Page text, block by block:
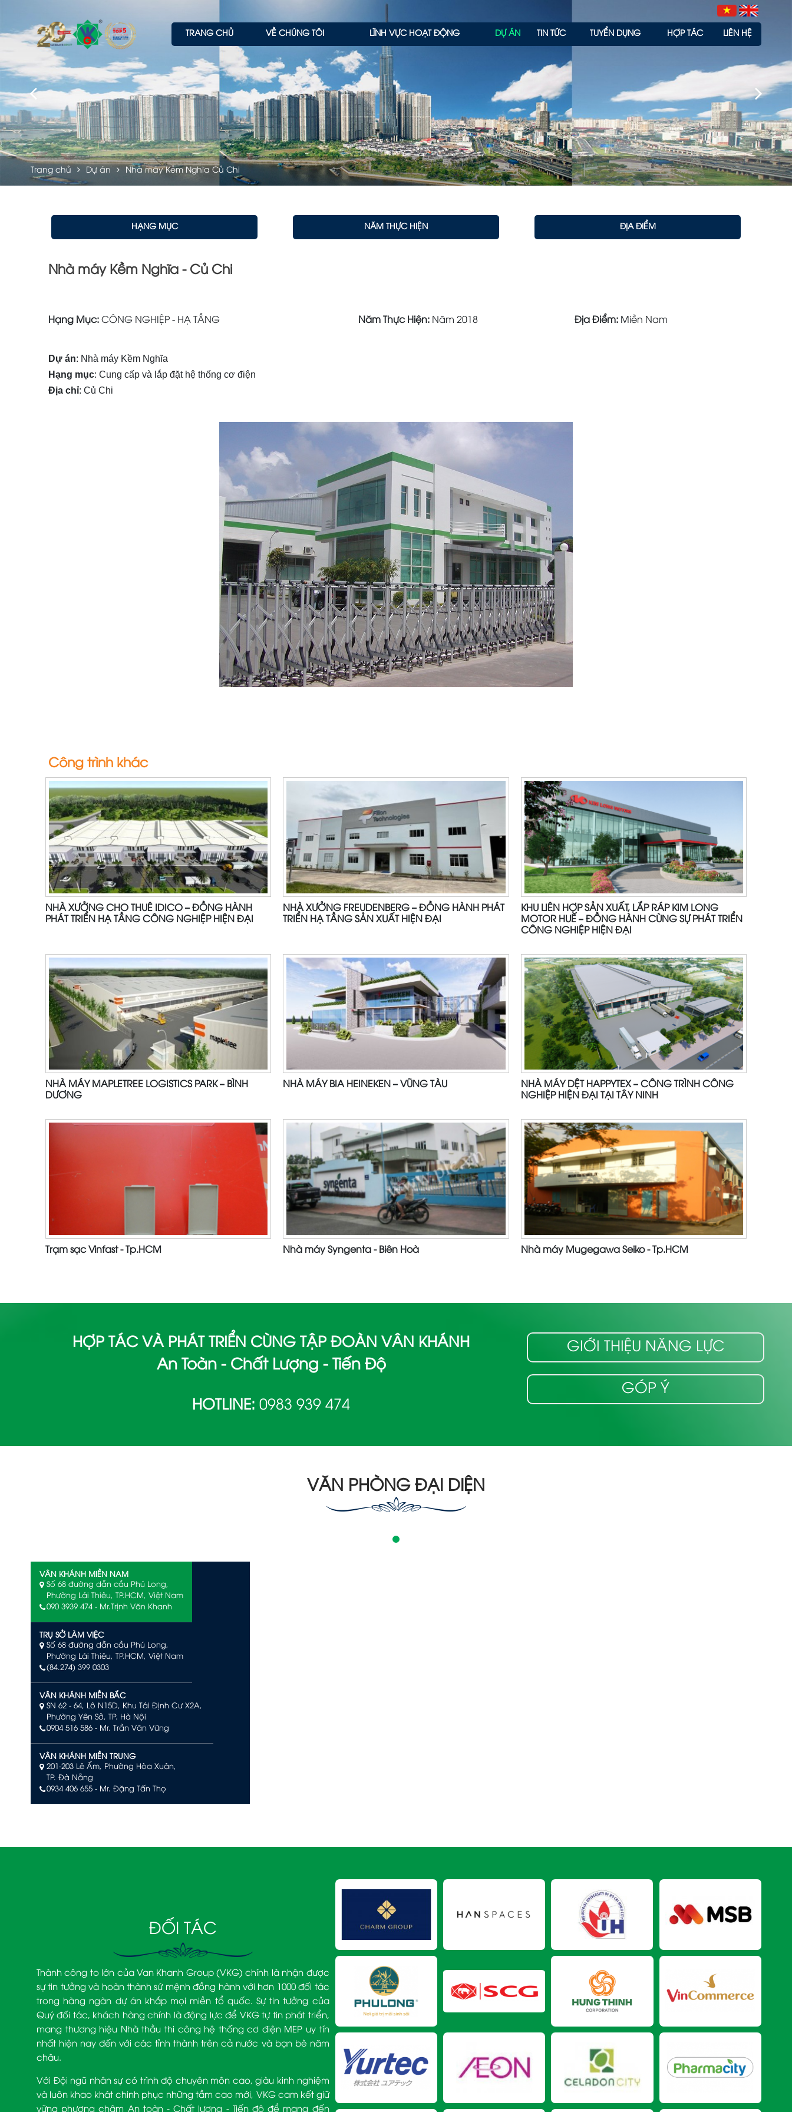
TRANG CHỦ VỀ CHÚNG TÔI LĨNH VỰC HOẠT ĐỘNG DỰ ÁN TIN TỨC TUYỂN DỤNG HỢP TÁC LIÊN HỆ
Trang chủ Dự án Nhà máy Kềm Nghĩa Củ Chi
HẠNG MỤC NĂM THỰC HIỆN ĐỊA ĐIỂM
Nhà máy Kềm Nghĩa - Củ Chi
Hạng Mục: CÔNG NGHIỆP - HẠ TẦNG Năm Thực Hiện: Năm 2018 Địa Điểm: Miền Nam
Dự án: Nhà máy Kềm Nghĩa
Hạng mục: Cung cấp và lắp đặt hệ thống cơ điện
Địa chỉ: Củ Chi
Công trình khác
NHÀ XƯỞNG CHO THUÊ IDICO – ĐỒNG HÀNH
PHÁT TRIỂN HẠ TẦNG CÔNG NGHIỆP HIỆN ĐẠI
NHÀ XƯỞNG FREUDENBERG – ĐỒNG HÀNH PHÁT
TRIỂN HẠ TẦNG SẢN XUẤT HIỆN ĐẠI
KHU LIÊN HỢP SẢN XUẤT, LẮP RÁP KIM LONG
MOTOR HUẾ – ĐỒNG HÀNH CÙNG SỰ PHÁT TRIỂN
CÔNG NGHIỆP HIỆN ĐẠI
NHÀ MÁY MAPLETREE LOGISTICS PARK – BÌNH
DƯƠNG
NHÀ MÁY BIA HEINEKEN – VŨNG TÀU
NHÀ MÁY DỆT HAPPYTEX – CÔNG TRÌNH CÔNG
NGHIỆP HIỆN ĐẠI TẠI TÂY NINH
Trạm sạc Vinfast - Tp.HCM Nhà máy Syngenta - Biên Hoà Nhà máy Mugegawa Seiko - Tp.HCM
HỢP TÁC VÀ PHÁT TRIỂN CÙNG TẬP ĐOÀN VÂN KHÁNH
An Toàn - Chất Lượng - Tiến Độ
HOTLINE:0983 939 474
GIỚI THIỆU NĂNG LỰC
GÓP Ý
VĂN PHÒNG ĐẠI DIỆN
VÂN KHÁNH MIỀN NAM
Số 68 đường dẫn cầu Phú Long,
Phường Lái Thiêu, TP.HCM, Việt Nam
090 3939 474 - Mr.Trịnh Văn Khanh
TRỤ SỞ LÀM VIỆC
Số 68 đường dẫn cầu Phú Long,
Phường Lái Thiêu, TP.HCM, Việt Nam
(84.274) 399 0303
VÂN KHÁNH MIỀN BẮC
SN 62 - 64, Lô N15D, Khu Tái Định Cư X2A,
Phường Yên Sở, TP. Hà Nội
0904 516 586 - Mr. Trần Văn Vững
VÂN KHÁNH MIỀN TRUNG
201-203 Lê Ấm, Phường Hòa Xuân,
TP. Đà Nẵng
0934 406 655 - Mr. Đặng Tấn Thọ
ĐỐI TÁC
Thành công to lớn của Van Khanh Group (VKG) chính là nhận được
sự tin tưởng và hoàn thành sứ mệnh đồng hành với hơn 1000 đối tác
trong hàng ngàn dự án khắp mọi miền tổ quốc. Sự tin tưởng của
Quý đối tác, khách hàng chính là động lực để VKG tự tin phát triển,
mang thương hiệu Nhà thầu thi công hệ thống cơ điện MEP uy tín
nhất hiện nay đến với các tỉnh thành trên cả nước và bạn bè năm
châu.
Với Đội ngũ nhân sự có trình độ chuyên môn cao, giàu kinh nghiệm
và luôn khao khát chinh phục những tầm cao mới, VKG cam kết giữ
vững phương châm An toàn - Chất lượng - Tiến độ để mang đến